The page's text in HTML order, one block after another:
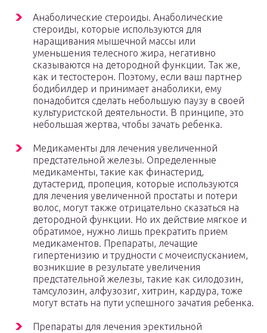
Анаболические стероиды. Анаболические
стероиды, которые используются для
наращивания мышечной массы или
уменьшения телесного жира, негативно
сказываются на детородной функции. Так же,
как и тестостерон. Поэтому, если ваш партнер
бодибилдер и принимает анаболики, ему
понадобится сделать небольшую паузу в своей
культуристской деятельности. В принципе, это
небольшая жертва, чтобы зачать ребенка.
Медикаменты для лечения увеличенной
предстательной железы. Определенные
медикаменты, такие как финастерид,
дутастерид, пропеция, которые используются
для лечения увеличенной простаты и потери
волос, могут также отрицательно сказаться на
детородной функции. Но их действие мягкое и
обратимое, нужно лишь прекратить прием
медикаментов. Препараты, лечащие
гипертенизию и трудности с мочеиспусканием,
возникшие в результате увеличения
предстательной железы, такие как силодозин,
тамсулозин, алфузозиг, хитрин, кардура, тоже
могут встать на пути успешного зачатия ребенка.
Препараты для лечения эректильной